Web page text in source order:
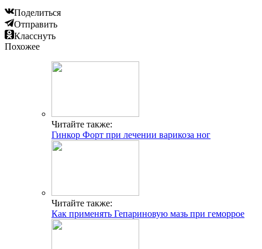
Поделиться
Отправить
Класснуть
Похожее
Читайте также:
Гинкор Форт при лечении варикоза ног
Читайте также:
Как применять Гепариновую мазь при геморрое